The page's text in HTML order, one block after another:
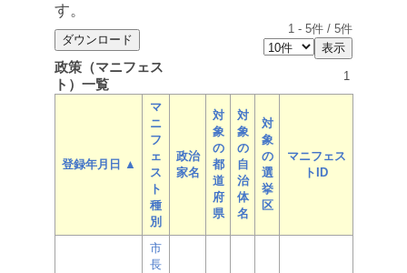
す。
1 - 5件 / 5件
政策（マニフェス
ト）一覧
1
登録年月日 ▲
マ
ニ
フ
ェ
ス
ト
種
別
政治
家名
対
象
の
都
道
府
県
対
象
の
自
治
体
名
対
象
の
選
挙
区
マニフェス
トID
市
長